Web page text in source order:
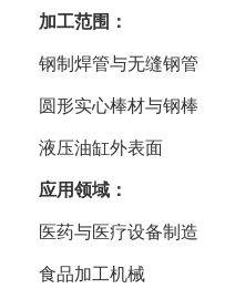
加工范围：
钢制焊管与无缝钢管
圆形实心棒材与钢棒
液压油缸外表面
应用领域：
医药与医疗设备制造
食品加工机械